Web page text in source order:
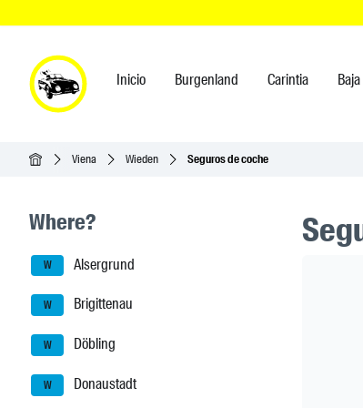
Inicio Burgenland Carintia
Inicio Viena Wieden Seguros de coche
Seitenleisten-Navigation
Where?
W Alsergrund
W Brigittenau
W Döbling
W Donaustadt